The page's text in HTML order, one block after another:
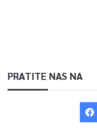
PRATITE NAS NA